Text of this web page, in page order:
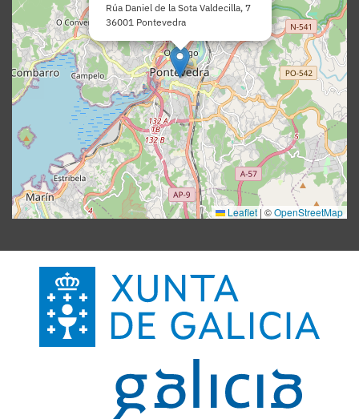
Rúa Daniel de la Sota Valdecilla, 7
36001 Pontevedra
Leaflet | ©OpenStreetMap